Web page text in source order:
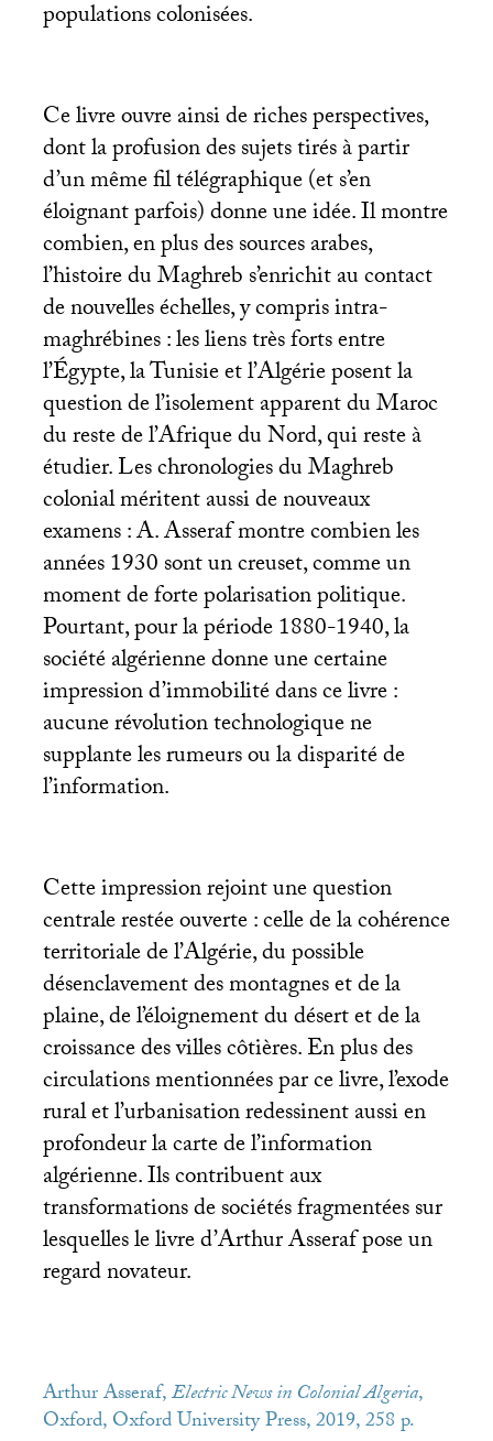
populations colonisées.
Ce livre ouvre ainsi de riches perspectives,
dont la profusion des sujets tirés à partir
d’un même fil télégraphique (et s’en
éloignant parfois) donne une idée. Il montre
combien, en plus des sources arabes,
l’histoire du Maghreb s’enrichit au contact
de nouvelles échelles, y compris intra-
maghrébines : les liens très forts entre
l’Égypte, la Tunisie et l’Algérie posent la
question de l’isolement apparent du Maroc
du reste de l’Afrique du Nord, qui reste à
étudier. Les chronologies du Maghreb
colonial méritent aussi de nouveaux
examens : A. Asseraf montre combien les
années 1930 sont un creuset, comme un
moment de forte polarisation politique.
Pourtant, pour la période 1880-1940, la
société algérienne donne une certaine
impression d’immobilité dans ce livre :
aucune révolution technologique ne
supplante les rumeurs ou la disparité de
l’information.
Cette impression rejoint une question
centrale restée ouverte : celle de la cohérence
territoriale de l’Algérie, du possible
désenclavement des montagnes et de la
plaine, de l’éloignement du désert et de la
croissance des villes côtières. En plus des
circulations mentionnées par ce livre, l’exode
rural et l’urbanisation redessinent aussi en
profondeur la carte de l’information
algérienne. Ils contribuent aux
transformations de sociétés fragmentées sur
lesquelles le livre d’Arthur Asseraf pose un
regard novateur.
Arthur Asseraf,Electric News in Colonial Algeria,
Oxford, Oxford University Press, 2019, 258 p.